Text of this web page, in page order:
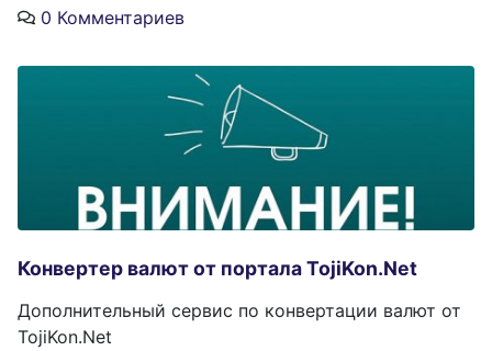
0 Комментариев
Конвертер валют от портала TojiKon.Net
Дополнительный сервис по конвертации валют от
TojiKon.Net